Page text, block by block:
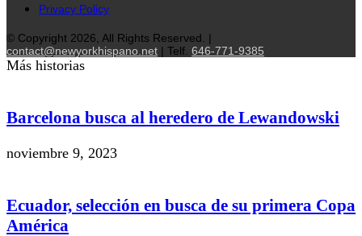
Privacy Policy
© Copyright 2026, All Rights Reserved. |
contact@newyorkhispano.net | Telf. 646-771-9385
Más historias
Barcelona busca al heredero de Lewandowski
noviembre 9, 2023
Ecuador, selección en busca de su primera Copa
América